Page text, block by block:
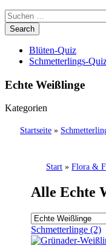
Blüten-Quiz
Schmetterlings-
Echte Weißlinge
Kategorien
Startseite »
Start »Flora &
Alle Echte
Schmetterlinge(2)